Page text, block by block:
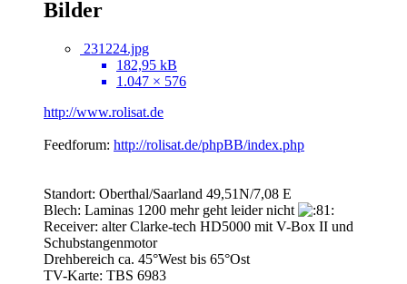
Bilder
231224.jpg
182,95 kB
1.047 × 576
http://www.rolisat.de
Feedforum: http://rolisat.de/phpBB/index.php
Standort: Oberthal/Saarland 49,51N/7,08 E
Blech: Laminas 1200 mehr geht leider nicht
Receiver: alter Clarke-tech HD5000 mit V-Box II und
Schubstangenmotor
Drehbereich ca. 45°West bis 65°Ost
TV-Karte: TBS 6983